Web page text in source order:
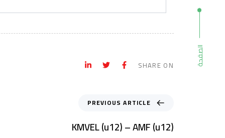
الصفحة SHARE ON
PREVIOUS ARTICLE
KMVEL (u12) – AMF (u12)